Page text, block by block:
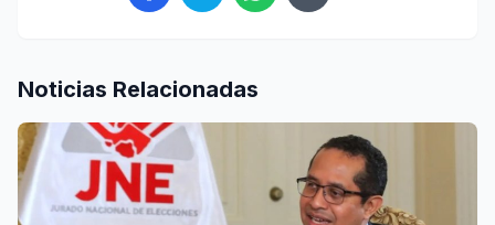
Noticias Relacionadas